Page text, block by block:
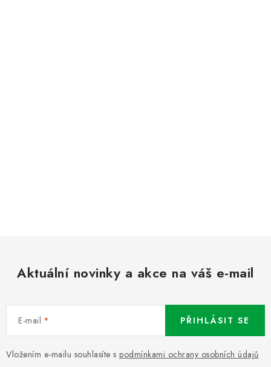
Aktuální novinky a akce na váš e-mail
E-mail
Vložením e-mailu souhlasíte s podmínkami ochrany osobních údajů
PŘIHLÁSIT SE